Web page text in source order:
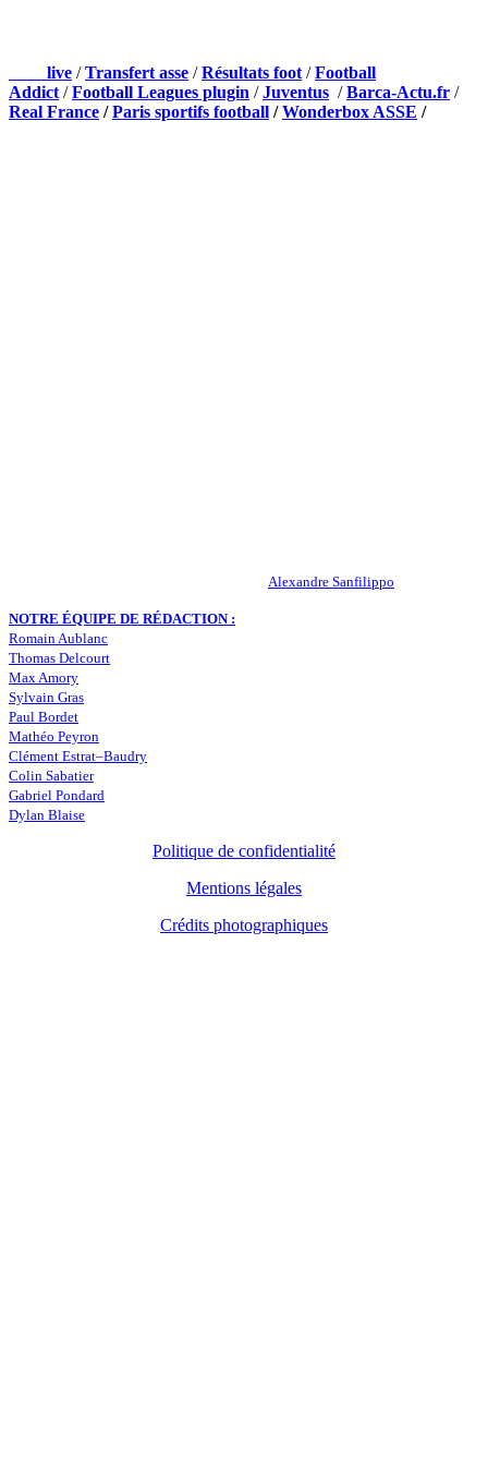
live /Transfert asse /Résultats foot /Football
Addict /Football Leagues plugin /Juventus /Barca-Actu.fr /
Real France /Paris sportifs football /Wonderbox ASSE /
Alexandre Sanfilippo
NOTRE ÉQUIPE DE RÉDACTION :
Romain Aublanc
Thomas Delcourt
Max Amory
Sylvain Gras
Paul Bordet
Mathéo Peyron
Clément Estrat–Baudry
Colin Sabatier
Gabriel Pondard
Dylan Blaise
Politique de confidentialité
Mentions légales
Crédits photographiques